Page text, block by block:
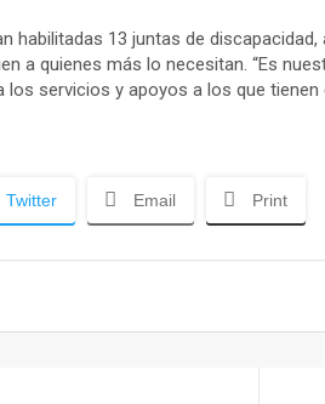
habilitadas 13 juntas de discapacidad,
a quienes más lo necesitan. “Es
servicios y apoyos a los que tienen
Twitter Email Print